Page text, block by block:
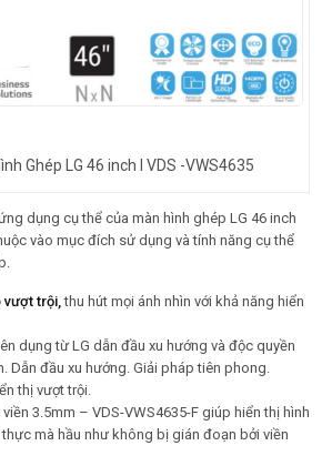
Ghép LG 46 inch l VDS -VWS4635
dụng cụ thể của màn hình ghép LG 46 inch
vào mục đích sử dụng và tính năng cụ thể
trội, thu hút mọi ánh nhìn với khả năng hiển
dụng từ LG dẫn đầu xu hướng và độc quyền
Dẫn đầu xu hướng. Giải pháp tiên phong.
thị vượt trội.
3.5mm – VDS-VWS4635-F giúp hiển thị hình
mà hầu như không bị gián đoạn bởi viền